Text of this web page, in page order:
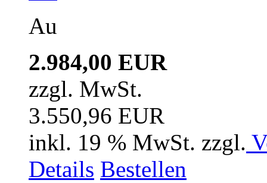
Au
2.984,00 EUR
zzgl. MwSt.
3.550,96 EUR
inkl. 19 % MwSt. zzgl.
Details Bestellen